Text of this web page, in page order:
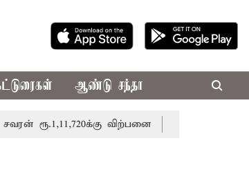
ஆண்டு சந்தா
விற்பனை திருவண்ணாமலை